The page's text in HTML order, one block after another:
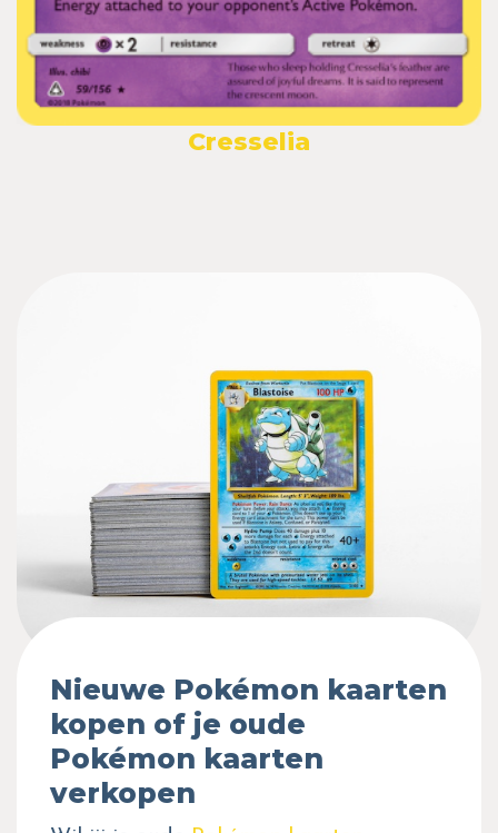
Cresselia
Nieuwe Pokémon kaarten
kopen of je oude
Pokémon kaarten
verkopen